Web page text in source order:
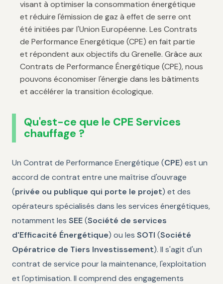
visant à optimiser la consommation énergétique
et réduire l'émission de gaz à effet de serre ont
été initiées par l'Union Européenne. Les Contrats
de Performance Energétique (CPE) en fait partie
et répondent aux objectifs du Grenelle. Grâce aux
Contrats de Performance Énergétique (CPE), nous
pouvons économiser l'énergie dans les bâtiments
et accélérer la transition écologique.
Qu'est-ce que le CPE Services
chauffage ?
Un Contrat de Performance Energétique (CPE) est un
accord de contrat entre une maîtrise d'ouvrage
(privée ou publique qui porte le projet) et des
opérateurs spécialisés dans les services énergétiques,
notamment les SEE(Société de services
d'Efficacité Énergétique) ou les SOTI (Société
Opératrice de Tiers Investissement). Il s'agit d'un
contrat de service pour la maintenance, l'exploitation
et l'optimisation. Il comprend des engagements